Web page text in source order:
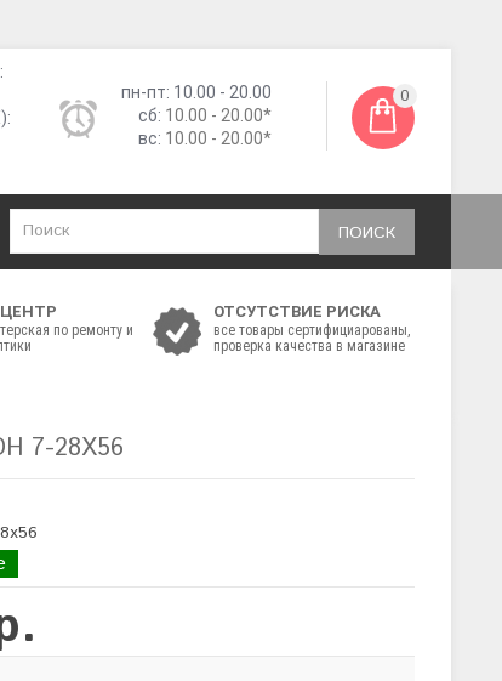
пн-пт: 10.00 - 20.00
сб: 10.00 - 20.00*
вс: 10.00 - 20.00*
0
ПОИСК
по ремонту и
ОТСУТСТВИЕ РИСКА
все товары сертифициарованы,
проверка качества в магазине
7-28X56